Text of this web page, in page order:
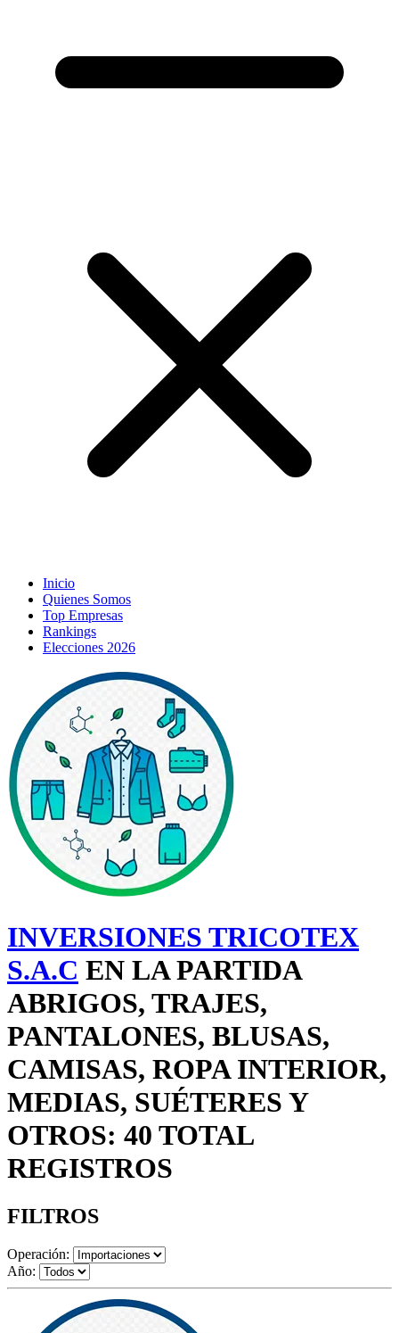
Inicio
Quienes Somos
Top Empresas
Rankings
Elecciones 2026
INVERSIONES TRICOTEX
S.A.C EN LA PARTIDA
ABRIGOS, TRAJES,
PANTALONES, BLUSAS,
CAMISAS, ROPA INTERIOR,
MEDIAS, SUÉTERES Y
OTROS: 40 TOTAL
REGISTROS
FILTROS
Operación:
Año: